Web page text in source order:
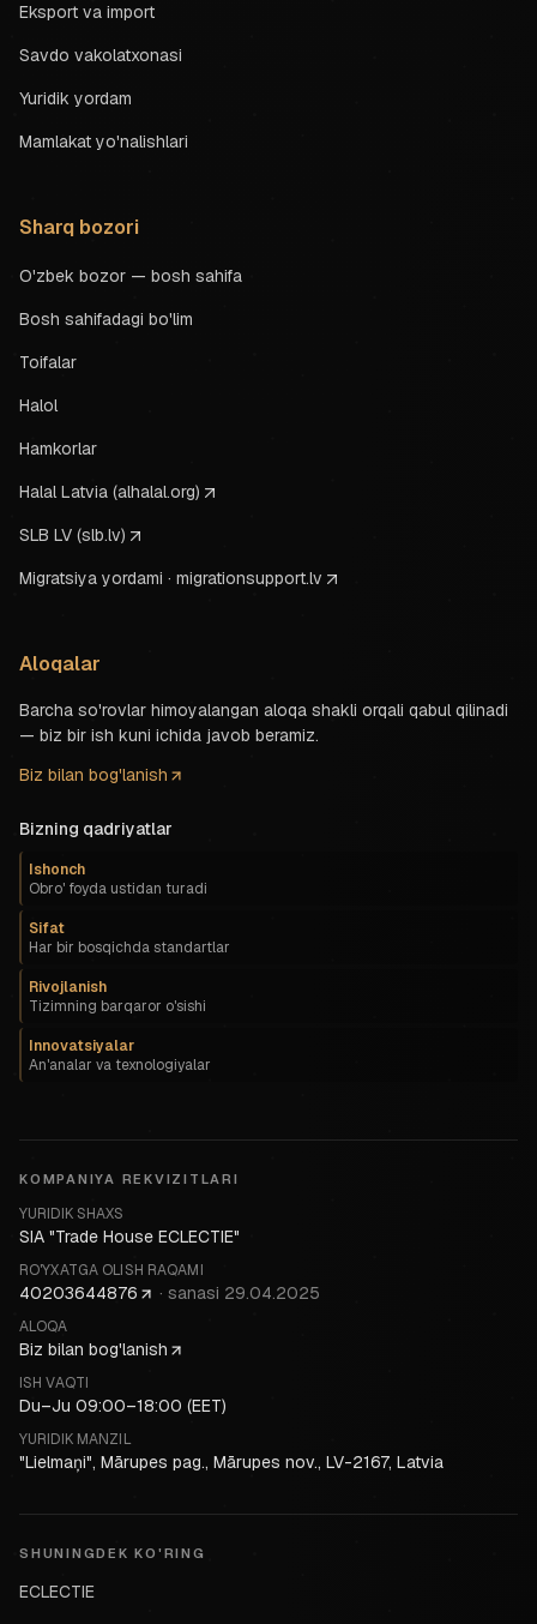
Eksport va import
Savdo vakolatxonasi
Yuridik yordam
Mamlakat yo'nalishlari
Sharq bozori
O'zbek bozor — bosh sahifa
Bosh sahifadagi bo'lim
Toifalar
Halol
Hamkorlar
Halal Latvia (alhalal.org)
SLB LV (slb.lv)
Migratsiya yordami · migrationsupport.lv
Aloqalar
Barcha so'rovlar himoyalangan aloqa shakli orqali qabul qilinadi
— biz bir ish kuni ichida javob beramiz.
Biz bilan bog'lanish
Bizning qadriyatlar
Ishonch
Obro' foyda ustidan turadi
Sifat
Har bir bosqichda standartlar
Rivojlanish
Tizimning barqaror o'sishi
Innovatsiyalar
An'analar va texnologiyalar
KOMPANIYA REKVIZITLARI
YURIDIK SHAXS
SIA "Trade House ECLECTIE"
RO'YXATGA OLISH RAQAMI
40203644876 · sanasi 29.04.2025
ALOQA
Biz bilan bog'lanish
ISH VAQTI
Du–Ju 09:00–18:00 (EET)
YURIDIK MANZIL
"Lielmaņi", Mārupes pag., Mārupes nov., LV-2167, Latvia
SHUNINGDEK KO'RING
ECLECTIE